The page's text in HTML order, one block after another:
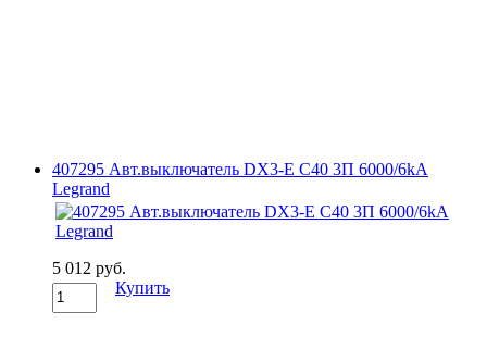
407295 Авт.выключатель DX3-E C40 3П 6000/6kA
Legrand
5 012 руб.
Купить